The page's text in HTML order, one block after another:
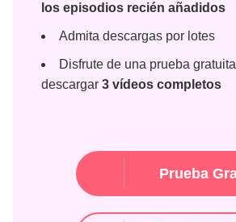
los episodios recién añadidos
Admita descargas por lotes
Disfrute de una prueba
descargar 3 vídeos completos
Prueba